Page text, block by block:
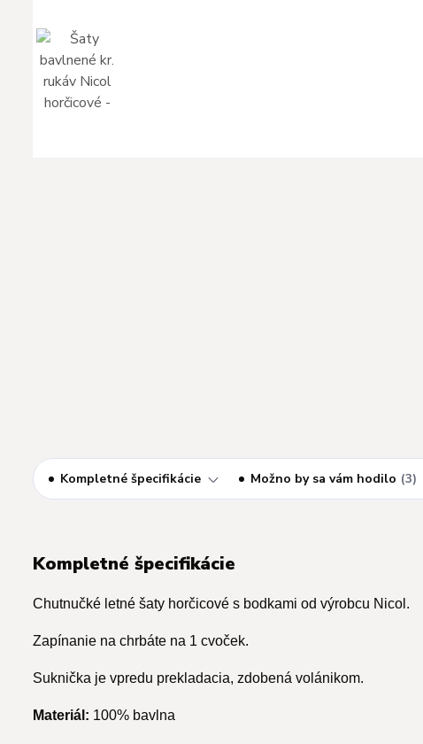
Kompletné špecifikácie Možno by sa vám hodilo 3
Kompletné špecifikácie
Chutnučké letné šaty horčicové s bodkami od výrobcu Nicol.
Zapínanie na chrbáte na 1 cvoček.
Suknička je vpredu prekladacia, zdobená volánikom.
Materiál: 100% bavlna